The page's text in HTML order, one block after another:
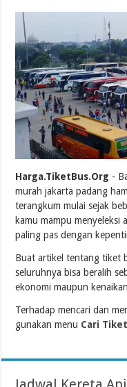
Harga.TiketBus.Org -
murah jakarta padang
terangkum mulai sejak
kamu mampu menyeleksi
paling pas dengan
Buat artikel tentang tiket
seluruhnya bisa beralih
ekonomi maupun
Terhadap mencari dan
gunakan menu Cari Tiket